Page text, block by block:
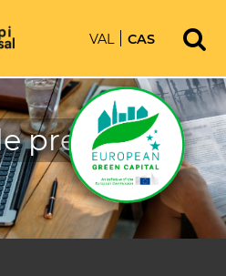
VAL CAS
prensa